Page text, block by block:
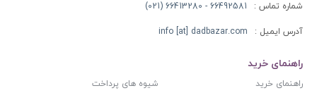
شماره تماس : 66492581 - 66413280 (021)
آدرس ایمیل : info [at] dadbazar.com
راهنمای خرید
راهنمای خرید
شیوه های پرداخت